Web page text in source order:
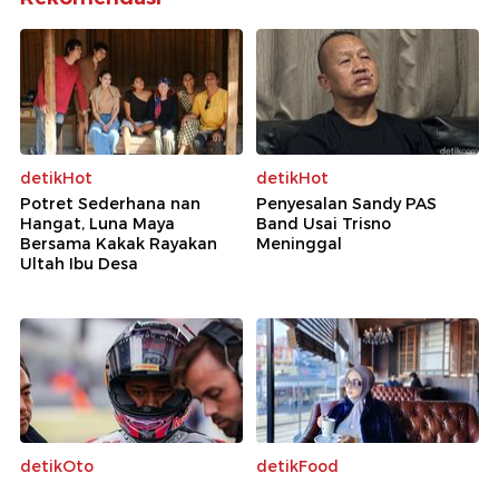
detikHot
Potret Sederhana nan
Hangat, Luna Maya
Bersama Kakak Rayakan
Ultah Ibu Desa
detikHot
Penyesalan Sandy PAS
Band Usai Trisno
Meninggal
detikOto
detikFood